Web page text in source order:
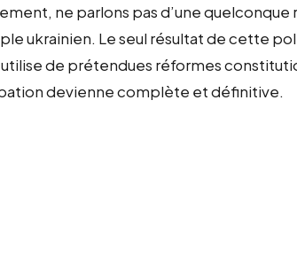
ne parlons pas d’une quelconque
ukrainien. Le seul résultat de cette
de prétendues réformes
devienne complète et définitive.